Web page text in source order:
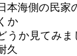
本海側の民
か
うか見てみ
久